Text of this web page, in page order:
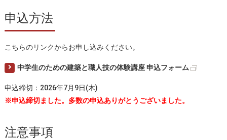
申込方法
こちらのリンクからお申し込みください。
中学生のための建築と職人技の体験講座 申込フォーム
申込締切：2026年7月9日(木)
※申込締切ました。多数の申込ありがとうございました。
注意事項